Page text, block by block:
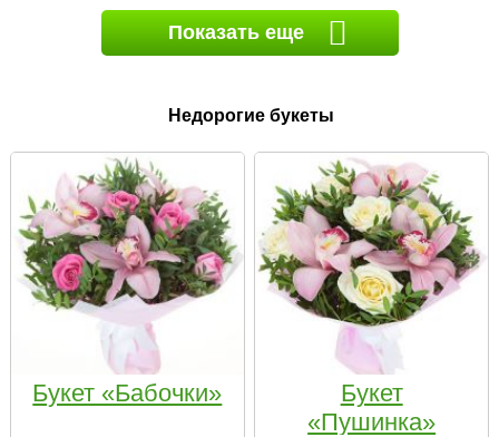
Показать еще
Недорогие букеты
Букет «Бабочки»
Букет
«Пушинка»